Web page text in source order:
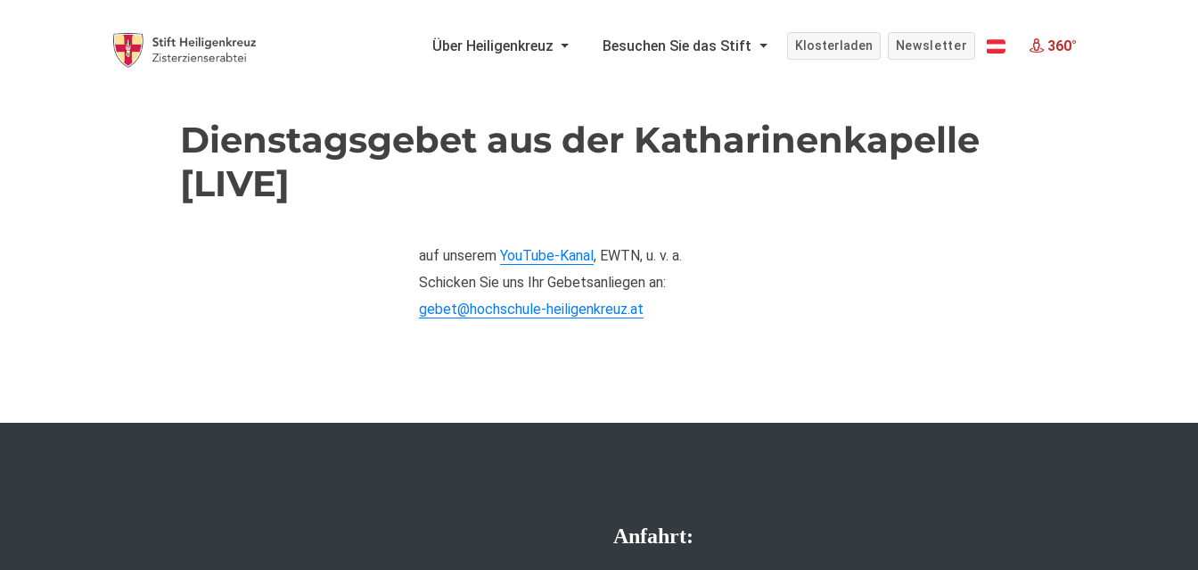
Über Heiligenkreuz Besuchen Sie das Stift Klosterladen Newsletter 360°
Dienstagsgebet aus der Katharinenkapelle
[LIVE]
auf unseremYouTube-Kanal, EWTN, u. v. a.
Schicken Sie uns Ihr Gebetsanliegen an:
gebet@hochschule-heiligenkreuz.at
Anfahrt: